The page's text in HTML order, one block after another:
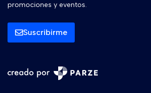
promociones y eventos.
Suscribirme